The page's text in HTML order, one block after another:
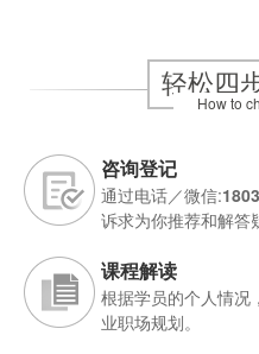
轻松四
How to
咨询登记
通过电话／微信:
诉求为你推荐和解答
课程解读
根据学员的个人情况
业职场规划。